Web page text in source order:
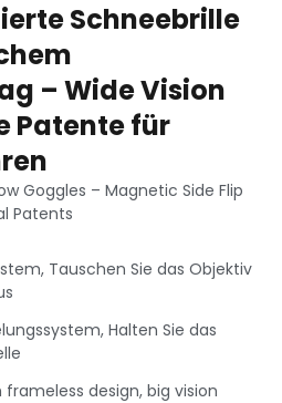
Schneebrille
– Wide Vision
Patente für
Goggles – Magnetic Side Flip
Patents
Tauschen Sie das Objektiv
Halten Sie das
frameless design, big vision